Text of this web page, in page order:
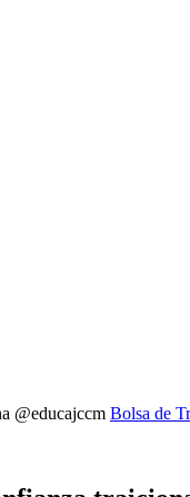
@educajccm Bolsa de